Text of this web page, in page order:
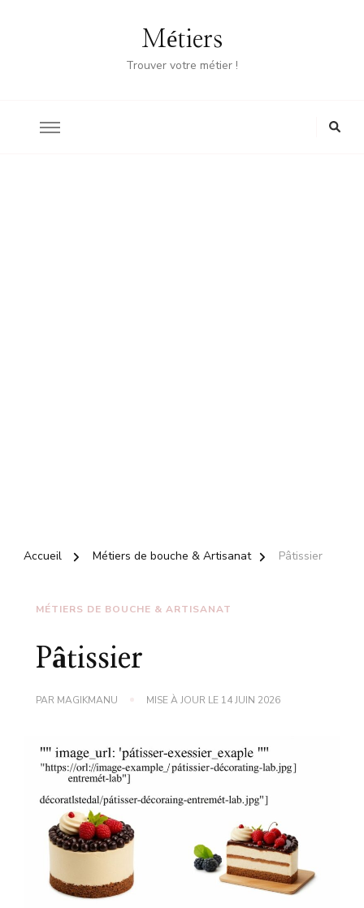
Métiers
Trouver votre métier !
Accueil Métiers de bouche & Artisanat Pâtissier
MÉTIERS DE BOUCHE & ARTISANAT
Pâtissier
PAR MAGIKMANU MISE À JOUR LE 14 JUIN 2026